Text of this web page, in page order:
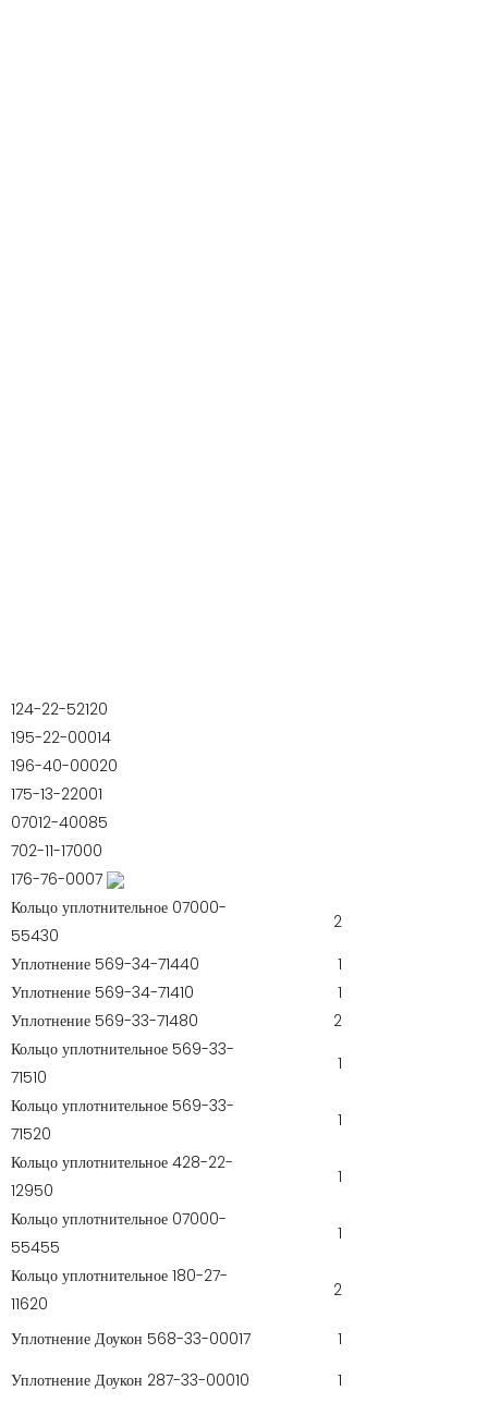
124-22-52120
195-22-00014
196-40-00020
175-13-22001
07012-40085
702-11-17000
176-76-0007
Кольцо уплотнительное 07000-
55430
2
Уплотнение 569-34-71440
1
Уплотнение 569-34-71410
1
Уплотнение 569-33-71480
2
Кольцо уплотнительное 569-33-
71510
1
Кольцо уплотнительное 569-33-
71520
1
Кольцо уплотнительное 428-22-
12950
1
Кольцо уплотнительное 07000-
55455
1
Кольцо уплотнительное 180-27-
11620
2
Уплотнение Доукон 568-33-00017
1
Уплотнение Доукон 287-33-00010
1